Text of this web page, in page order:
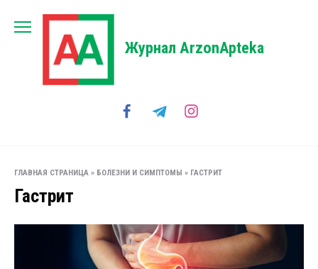
Журнал ArzonApteka
ГЛАВНАЯ СТРАНИЦА » БОЛЕЗНИ И СИМПТОМЫ » ГАСТРИТ
Гастрит